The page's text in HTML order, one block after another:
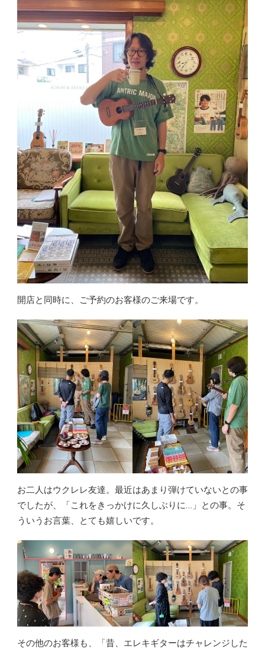
開店と同時に、ご予約のお客様のご来場です。
お二人はウクレレ友達。最近はあまり弾けていないとの事
でしたが、「これをきっかけに久しぶりに…」との事。そ
ういうお言葉、とても嬉しいです。
その他のお客様も、「昔、エレキギターはチャレンジした